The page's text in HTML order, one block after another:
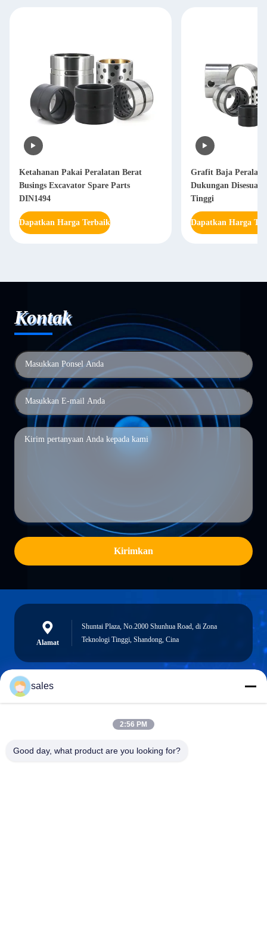
Ketahanan Pakai Peralatan Berat
Busings Excavator Spare Parts
DIN1494
Dapatkan Harga Terbaik
Grafit Baja
Dukungan
Tinggi
Dapatkan Harga
Kontak
Kirimkan
Alamat
Shuntai Plaza, No.2000 Shunhua Road, di Zona
Teknologi Tinggi, Shandong, Cina
sales@sennaigroup.com
sales
2:56 PM
Good day, what product are you looking for?